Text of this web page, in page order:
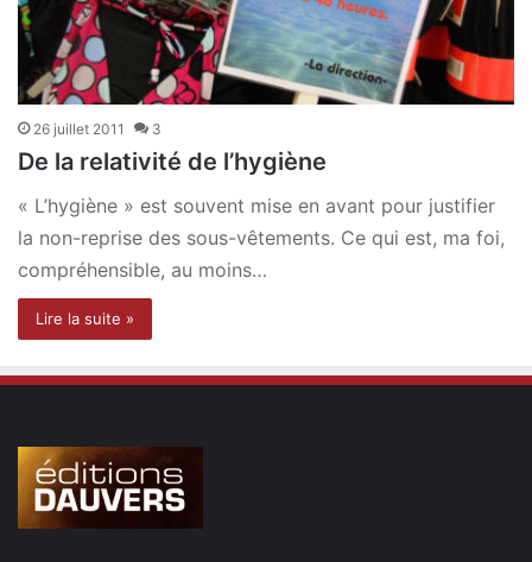
26 juillet 2011 3
De la relativité de l’hygiène
« L’hygiène » est souvent mise en avant pour justifier
la non-reprise des sous-vêtements. Ce qui est, ma foi,
compréhensible, au moins…
Lire la suite »